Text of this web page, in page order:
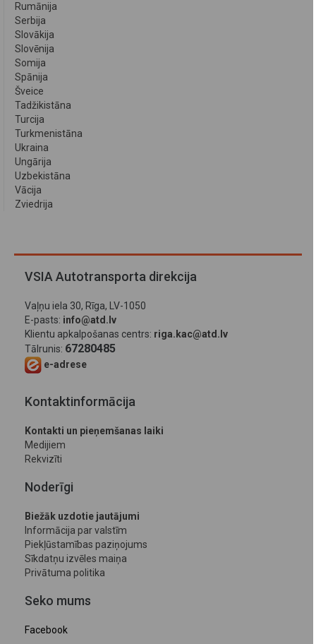
Rumānija
Serbija
Slovākija
Slovēnija
Somija
Spānija
Šveice
Tadžikistāna
Turcija
Turkmenistāna
Ukraina
Ungārija
Uzbekistāna
Vācija
Zviedrija
VSIA Autotransporta direkcija
Vaļņu iela 30, Rīga, LV-1050
E-pasts: info@atd.lv
Klientu apkalpošanas centrs: riga.kac@atd.lv
Tālrunis: 67280485
e-adrese
Kontaktinformācija
Kontakti un pieņemšanas laiki
Medijiem
Rekvizīti
Noderīgi
Biežāk uzdotie jautājumi
Informācija par valstīm
Piekļūstamības paziņojums
Sīkdatņu izvēles maiņa
Privātuma politika
Seko mums
Facebook